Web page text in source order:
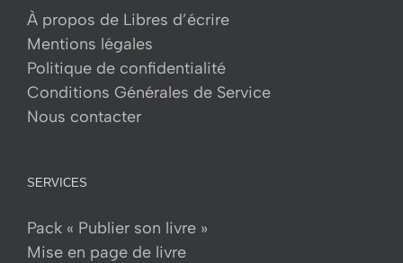
peuvent
choisies
sur
À propos de Libres d’écrire
Mentions légales
Politique de confidentialité
Conditions Générales de Service
Nous contacter
SERVICES
Pack « Publier son livre »
Mise en page de livre